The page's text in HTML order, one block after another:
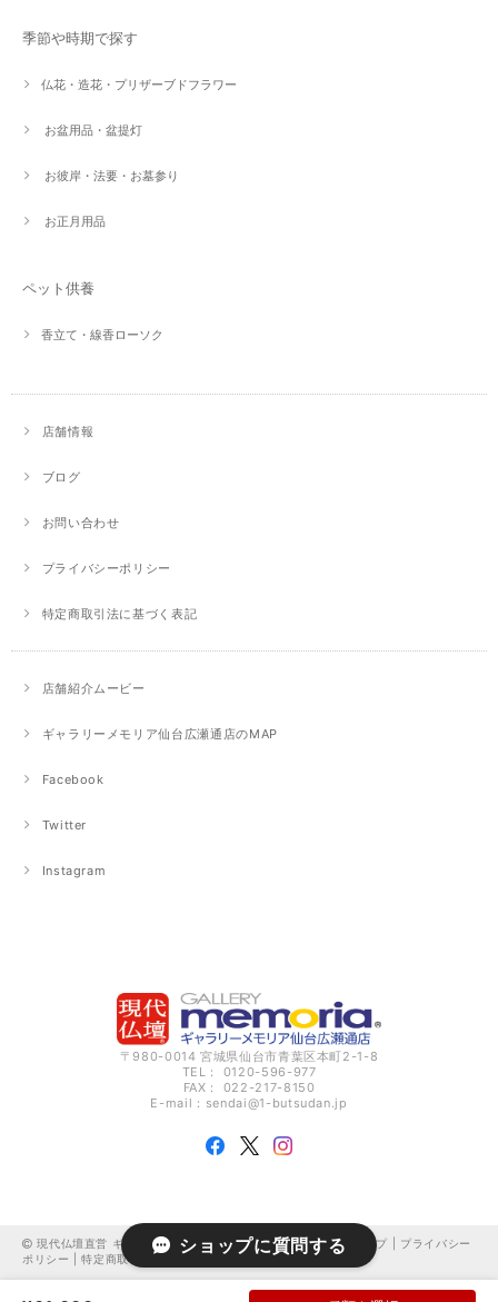
季節や時期で探す
仏花・造花・プリザーブドフラワー
お盆用品・盆提灯
お彼岸・法要・お墓参り
お正月用品
ペット供養
香立て・線香ローソク
店舗情報
ブログ
お問い合わせ
プライバシーポリシー
特定商取引法に基づく表記
店舗紹介ムービー
ギャラリーメモリア仙台広瀬通店のMAP
Facebook
Twitter
Instagram
〒980-0014 宮城県仙台市青葉区本町2-1-8
TEL： 0120-596-977
FAX： 022-217-8150
E-mail： sendai@1-butsudan.jp
現代仏壇直営 ギャラリーメモリア仙台広瀬通 オンラインショップ | プライバシー
ポリシー
|特定商取引法に基づく表記
ショップに質問する